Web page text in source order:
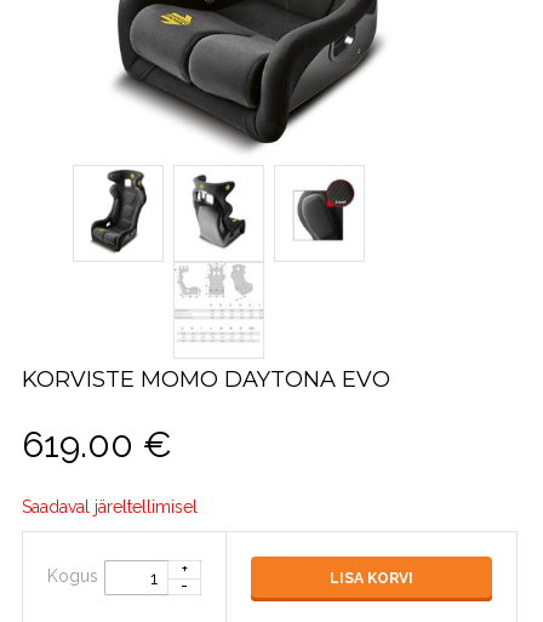
KORVISTE MOMO DAYTONA EVO
619.00 €
Saadaval järeltellimisel
Kogus LISA KORVI